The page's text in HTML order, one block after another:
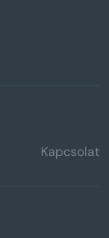
Kapcsolat